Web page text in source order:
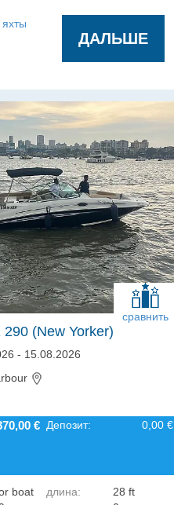
яхты
ДАЛЬШЕ
(New Yorker)
сравнить
- 15.08.2026
€ Депозит: 0,00 €
boat
длина:
28 ft